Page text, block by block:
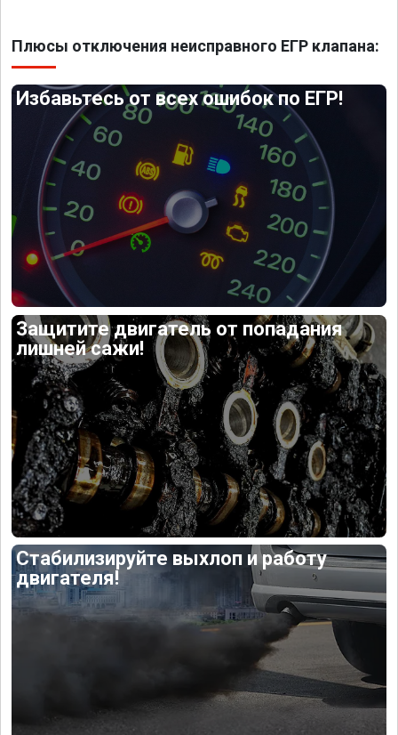
Плюсы отключения неисправного ЕГР клапана:
Избавьтесь от всех ошибок по ЕГР!
Защитите двигатель от попадания
лишней сажи!
Стабилизируйте выхлоп и работу
двигателя!